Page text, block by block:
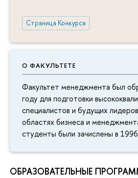
Страница Конкурса
О ФАКУЛЬТЕТЕ
Факультет менеджмента был
году для подготовки
специалистов и будущих
областях бизнеса и
студенты были зачислены в 1996
ОБРАЗОВАТЕЛЬНЫЕ